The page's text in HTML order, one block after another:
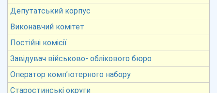
Депутатський корпус
Виконавчий комітет
Постійні комісії
Завідувач військово- облікового бюро
Оператор комп’ютерного набору
Старостинські округи